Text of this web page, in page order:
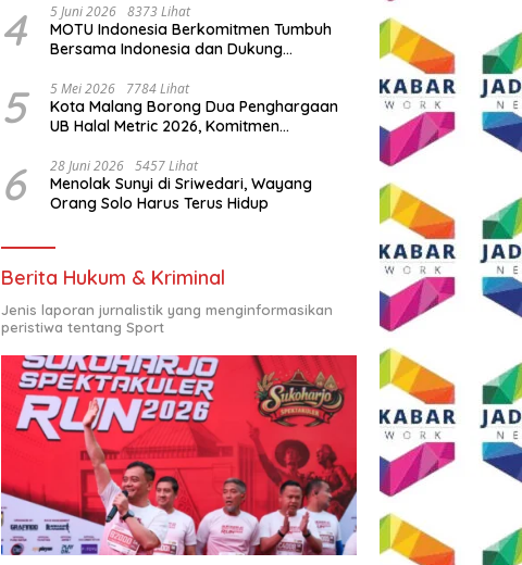
4 5 Juni 2026 8373 Lihat
MOTU Indonesia Berkomitmen Tumbuh
Bersama Indonesia dan Dukung
5 5 Mei 2026 7784 Lihat
Kota Malang Borong Dua Penghargaan
UB Halal Metric 2026, Komitmen
6 28 Juni 2026 5457 Lihat
Menolak Sunyi di Sriwedari, Wayang
Orang Solo Harus Terus Hidup
Berita Hukum & Kriminal
Jenis laporan jurnalistik yang menginformasikan
peristiwa tentang Sport